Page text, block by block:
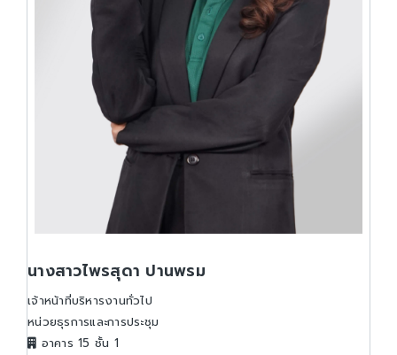
นางสาวไพรสุดา ปานพรม
เจ้าหน้าที่บริหารงานทั่วไป
หน่วยธุรการและการประชุม
อาคาร 15 ชั้น 1